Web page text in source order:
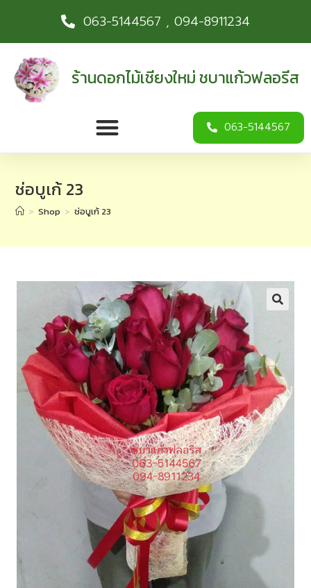
063-5144567 , 094-8911234
ร้านดอกไม้เชียงใหม่ ชบาแก้วฟลอรีส
063-5144567
ช่อบูเก้ 23
> Shop > ช่อบูเก้ 23